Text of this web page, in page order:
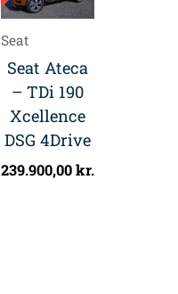
Seat
Seat Ateca
– TDi 190
Xcellence
DSG 4Drive
239.900,00kr.